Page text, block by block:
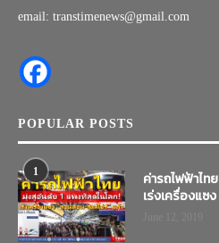
email: transtimenews@gmail.com
POPULAR POSTS
1
ค่ารถไฟฟ้าไท
เร่งเครื่องแซ